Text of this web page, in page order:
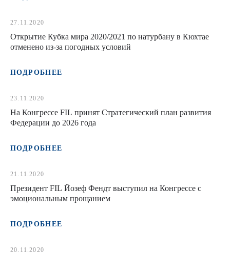
27.11.2020
Открытие Кубка мира 2020/2021 по натурбану в Кюхтае
отменено из-за погодных условий
ПОДРОБНЕЕ
23.11.2020
На Конгрессе FIL принят Стратегический план развития
Федерации до 2026 года
ПОДРОБНЕЕ
21.11.2020
Президент FIL Йозеф Фендт выступил на Конгрессе с
эмоциональным прощанием
ПОДРОБНЕЕ
20.11.2020